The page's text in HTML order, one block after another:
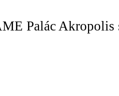
Palác Akropolis